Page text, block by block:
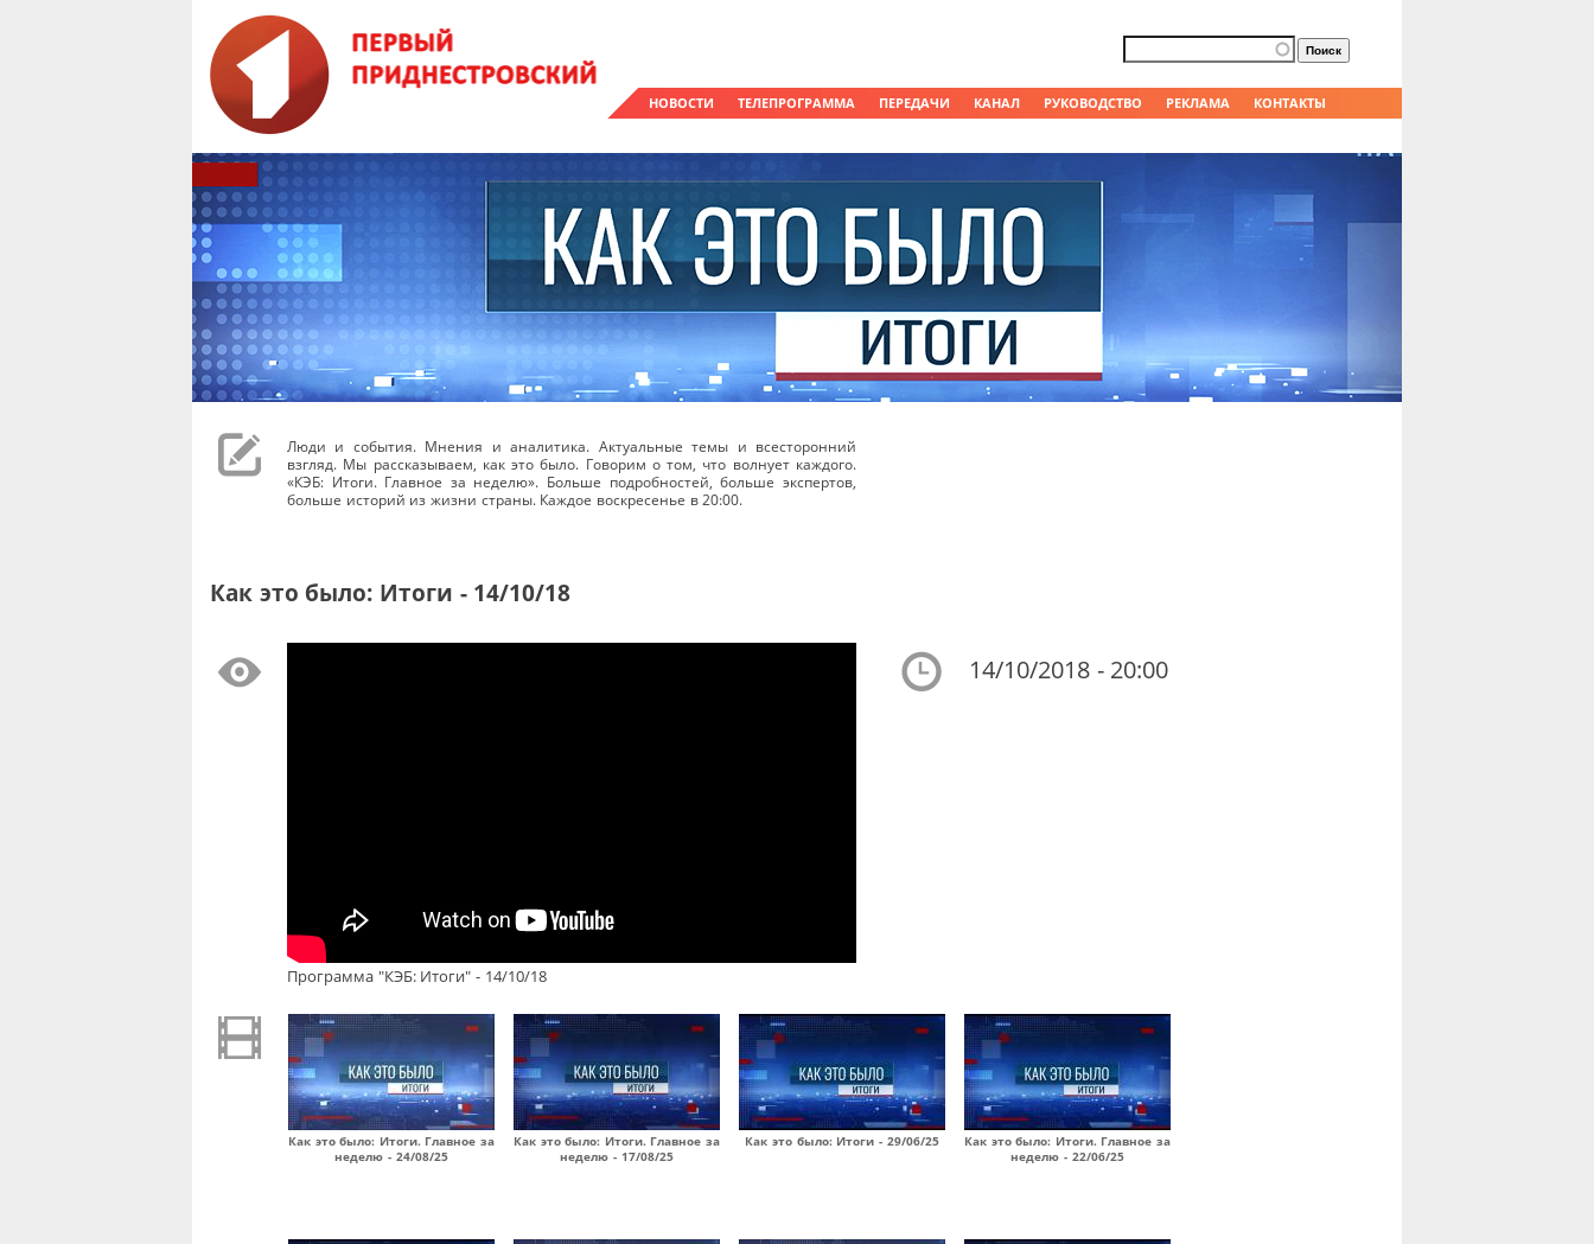
НОВОСТИ ТЕЛЕПРОГРАММА ПЕРЕДАЧИ КАНАЛ РУКОВОДСТВО РЕКЛАМА КОНТАКТЫ
Форма поиска
Поиск
Люди и события. Мнения и аналитика. Актуальные темы и всесторонний
взгляд. Мы рассказываем, как это было. Говорим о том, что волнует каждого.
«КЭБ: Итоги. Главное за неделю». Больше подробностей, больше экспертов,
больше историй из жизни страны. Каждое воскресенье в 20:00.
Как это было: Итоги - 14/10/18
Программа "КЭБ: Итоги" - 14/10/18
14/10/2018 - 20:00
Как это было: Итоги. Главное за
неделю - 24/08/25
Как это было: Итоги. Главное за
неделю - 17/08/25
Как это было: Итоги - 29/06/25
Как это было: Итоги. Главное за
неделю - 22/06/25